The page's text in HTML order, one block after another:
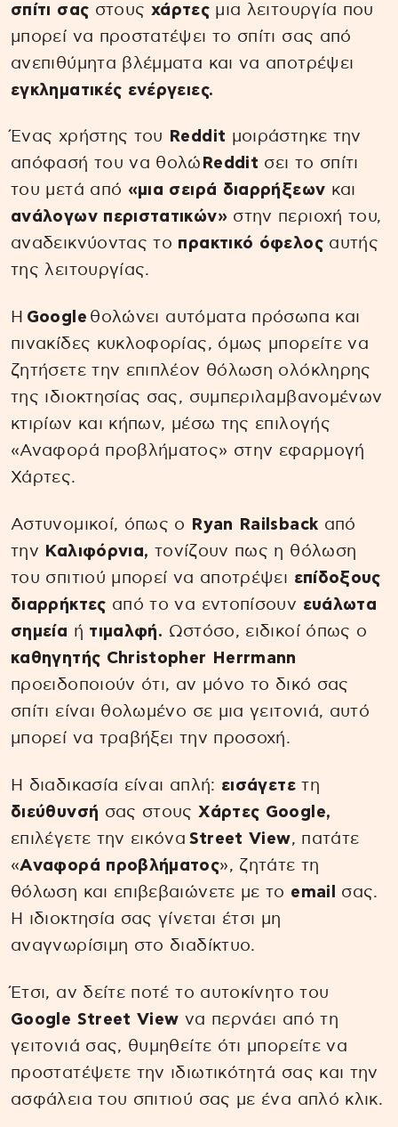
σπίτι σας στους χάρτεςμια λειτουργία που
μπορεί να προστατέψει το σπίτι σας από
ανεπιθύμητα βλέμματα και να αποτρέψει
εγκληματικές ενέργειες.
Ένας χρήστης του Reddit μοιράστηκε την
απόφασή του να θολώ Reddit σει το σπίτι
του μετά από «μια σειρά διαρρήξεων και
ανάλογων περιστατικών»στην περιοχή του,
αναδεικνύοντας το πρακτικό όφελοςαυτής
της λειτουργίας.
Η Google θολώνει αυτόματα πρόσωπα και
πινακίδες κυκλοφορίας, όμως μπορείτε να
ζητήσετε την επιπλέον θόλωση ολόκληρης
της ιδιοκτησίας σας, συμπεριλαμβανομένων
κτιρίων και κήπων, μέσω της επιλογής
«Αναφορά προβλήματος» στην εφαρμογή
Χάρτες.
Αστυνομικοί, όπως ο Ryan Railsback από
την Καλιφόρνια, τονίζουν πως η θόλωση
του σπιτιού μπορεί να αποτρέψει επίδοξους
διαρρήκτες από το να εντοπίσουν ευάλωτα
σημεία ή τιμαλφή. Ωστόσο, ειδικοί όπως ο
καθηγητής Christopher Herrmann
προειδοποιούν ότι, αν μόνο το δικό σας
σπίτι είναι θολωμένο σε μια γειτονιά, αυτό
μπορεί να τραβήξει την προσοχή.
Η διαδικασία είναι απλή: εισάγετετη
διεύθυνσή σας στουςΧάρτες Google,
επιλέγετε την εικόνα Street View, πατάτε
«Αναφορά προβλήματος», ζητάτε τη
θόλωση και επιβεβαιώνετε με το email
σας.
Η ιδιοκτησία σας γίνεται έτσι μη
αναγνωρίσιμη στο διαδίκτυο.
Έτσι, αν δείτε ποτέ το αυτοκίνητο του
Google Street View να περνάει από τη
γειτονιά σας, θυμηθείτε ότι μπορείτε να
προστατέψετε την ιδιωτικότητά σας και την
ασφάλεια του σπιτιού σας με ένα απλό κλικ.